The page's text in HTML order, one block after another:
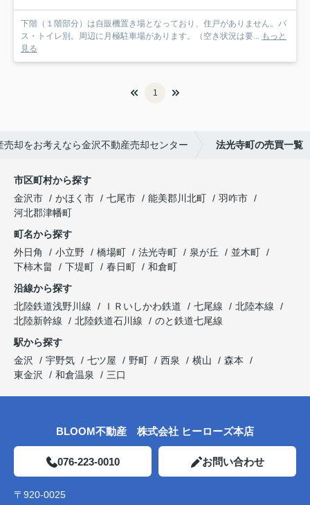
下階（１階部分）は自販機置き場となっており、住戸がありません。バ
ス・トイレ別。周辺に月極駐車場があります。（空き状況は要... もっと
見る
1
売却をお考えなら金沢不動産売却センター 法光寺町の売買一覧
市区町村から探す
金沢市
かほく市 七尾市 能美郡川北町
羽咋市
河北郡津幡町
町名から探す
外日角
小立野 橋場町 法光寺町 泉が丘
並木町
下柿木畠
下堤町 春日町
和倉町
沿線から探す
北陸鉄道浅野川線
ＩＲいしかわ鉄道 七尾線
北陸本線
北陸新幹線
北陸鉄道石川線
のと鉄道七尾線
駅から探す
金沢
宇野気 七ツ屋 野町 西泉 横山
森本
東金沢
和倉温泉 三口
BLOOM不動産 株式会社 ヒーローズ本店
076-223-0010 お問い合わせ
〒920-0025